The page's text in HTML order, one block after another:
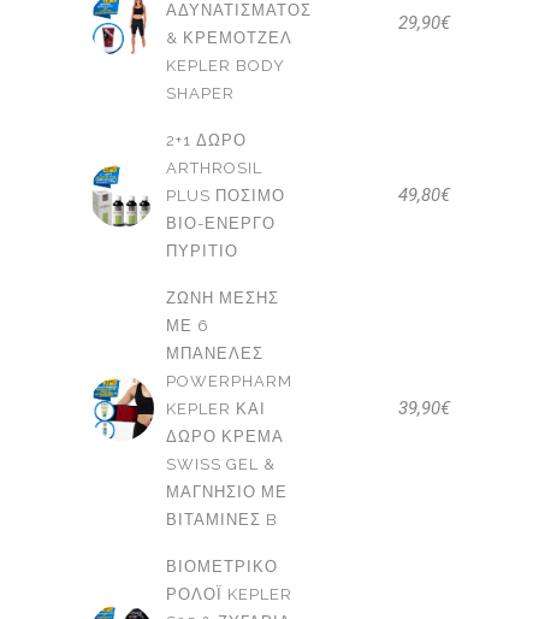
ΑΔΥΝΑΤΊΣΜΑΤΟΣ
& ΚΡΕΜΟΤΖΈΛ
KEPLER BODY
SHAPER
29,90€
2+1 ΔΩΡΟ
ARTHROSIL
PLUS ΠΌΣΙΜΟ
ΒΙΟ-ΕΝΕΡΓΌ
ΠΥΡΊΤΙΟ
49,80€
ΖΏΝΗ ΜΈΣΗΣ
ΜΕ 6
ΜΠΑΝΈΛΕΣ
POWERPHARM
KEPLER ΚΑΙ
ΔΩΡΟ ΚΡΈΜΑ
SWISS GEL &
ΜΑΓΝΉΣΙΟ ΜΕ
ΒΙΤΑΜΊΝΕΣ B
39,90€
ΒΙΟΜΕΤΡΙΚΌ
ΡΟΛΌΙ KEPLER